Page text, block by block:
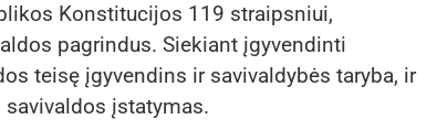
Konstitucijos 119 straipsniui,
pagrindus. Siekiant įgyvendinti
teisę įgyvendins ir savivaldybės taryba, ir
įstatymas.